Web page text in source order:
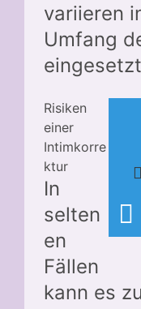
variieren
Umfang
Risiken
einer
Intimkorre
ktur
In
selten
en
Fällen
kann es